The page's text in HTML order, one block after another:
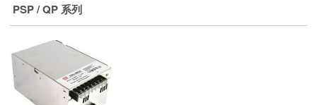
PSP / QP 系列